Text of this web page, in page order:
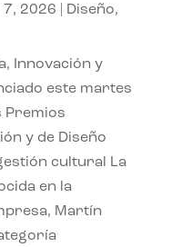
7, 2026 Diseño,
Innovación y
este martes
Premios
y de Diseño
cultural La
en la
Martín